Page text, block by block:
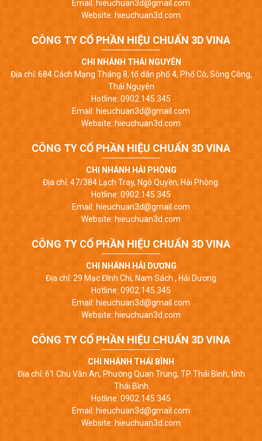
Email: hieuchuan3d@gmail.com
Website: hieuchuan3d.com
CÔNG TY CỔ PHẦN HIỆU CHUẨN 3D VINA
CHI NHÁNH THÁI NGUYÊN
Địa chỉ: 684 Cách Mạng Tháng 8, tổ dân phố 4, Phố Cò, Sông Công,
Thái Nguyên
Hotline: 0902.145.345
Email: hieuchuan3d@gmail.com
Website: hieuchuan3d.com
CÔNG TY CỔ PHẦN HIỆU CHUẨN 3D VINA
CHI NHÁNH HẢI PHÒNG
Địa chỉ: 47/384 Lạch Tray, Ngô Quyền, Hải Phòng.
Hotline: 0902.145.345
Email: hieuchuan3d@gmail.com
Website: hieuchuan3d.com
CÔNG TY CỔ PHẦN HIỆU CHUẨN 3D VINA
CHI NHÁNH HẢI DƯƠNG
Địa chỉ: 29 Mạc Đĩnh Chi, Nam Sách , Hải Dương
Hotline: 0902.145.345
Email: hieuchuan3d@gmail.com
Website: hieuchuan3d.com
CÔNG TY CỔ PHẦN HIỆU CHUẨN 3D VINA
CHI NHÁNH THÁI BÌNH
Địa chỉ: 61 Chu Văn An, Phường Quan Trung, TP Thái Bình, tỉnh
Thái Bình
Hotline: 0902.145.345
Email: hieuchuan3d@gmail.com
Website: hieuchuan3d.com